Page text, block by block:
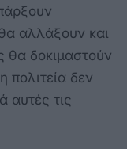
αλλάξουν και
θα δοκιμαστούν
πολιτεία δεν
αυτές τις